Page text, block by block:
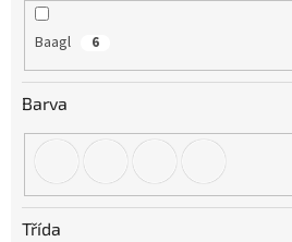
Baagl 6
Barva
Třída